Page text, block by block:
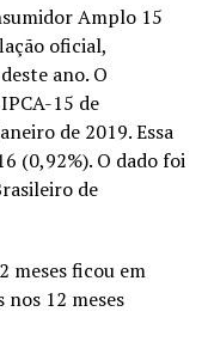
Amplo 15
oficial,
ano. O
15 de
de 2019. Essa
(0,92%). O dado foi
de
meses ficou em
nos 12 meses